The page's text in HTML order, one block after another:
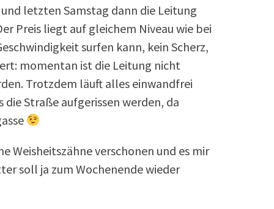
letzten Samstag dann die Leitung
Preis liegt auf gleichem Niveau wie bei
surfen kann, kein Scherz,
momentan ist die Leitung nicht
Trotzdem läuft alles einwandfrei
Straße aufgerissen werden, da
Weisheitszähne verschonen und es mir
soll ja zum Wochenende wieder